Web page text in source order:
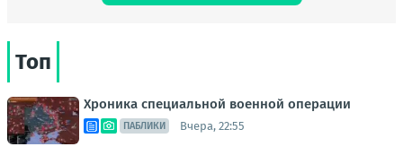
Топ
Хроника специальной военной операции
ПАБЛИКИ Вчера, 22:55